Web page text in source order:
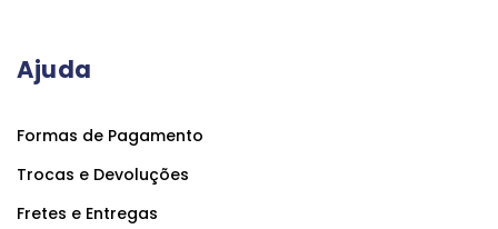
Ajuda
Formas de Pagamento
Trocas e Devoluções
Fretes e Entregas